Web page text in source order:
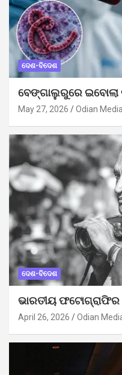
ଦେଶ-ବିଦେଶ
ବେଙ୍ଗାଲୁରୁରେ
May 27, 2026 Odian
ଦେଶ-ବିଦେଶ
ଭାରତୀୟ ଫଟୋଗ୍ରାଫିର
April 26, 2026 Odian